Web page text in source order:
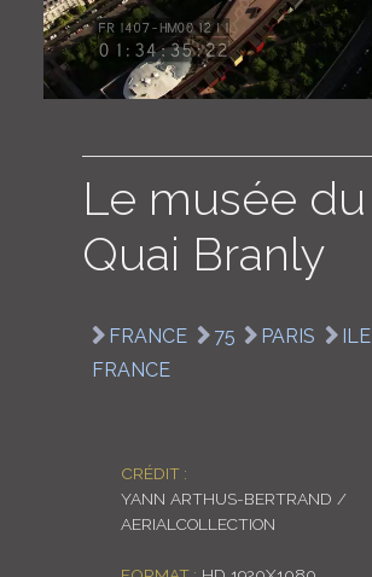
Le musée du
Quai Branly
FRANCE 75 PARIS
FRANCE
CRÉDIT :
YANN ARTHUS-BERTRAND /
AERIALCOLLECTION